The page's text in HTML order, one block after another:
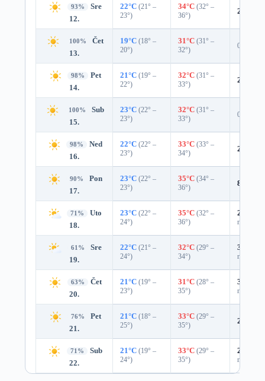
93%
Sre
12.
22°C (21° –
23°)
34°C (32° –
36°)
2%
100%
Čet
13.
19°C (18° –
20°)
31°C (31° –
32°)
0%
98%
Pet
14.
21°C (19° –
22°)
32°C (31° –
33°)
2%
100%
Sub
15.
23°C (22° –
23°)
32°C (31° –
33°)
0%
98%
Ned
16.
22°C (22° –
23°)
33°C (33° –
34°)
2%
90%
Pon
17.
23°C (22° –
23°)
35°C (34° –
36°)
8%
71%
Uto
18.
23°C (22° –
24°)
35°C (32° –
36°)
25%
mm)
61%
Sre
19.
22°C (21° –
24°)
32°C (29° –
34°)
35%
mm)
63%
Čet
20.
21°C (19° –
23°)
31°C (28° –
35°)
33%
mm)
76%
Pet
21.
21°C (18° –
25°)
33°C (29° –
35°)
20%
71%
Sub
22.
21°C (19° –
24°)
33°C (29° –
35°)
27%
mm)